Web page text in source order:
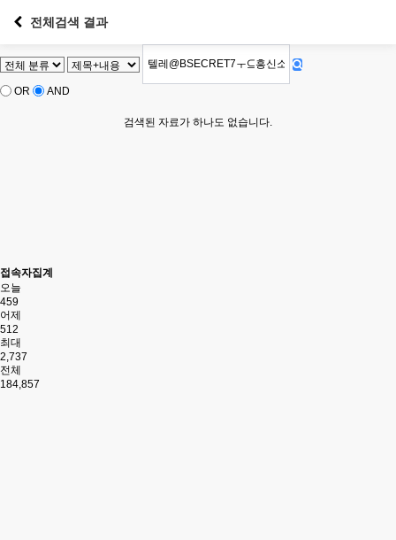
전체검색 결과
OR AND
검색된 자료가 하나도 없습니다.
접속자집계
오늘
459
어제
512
최대
2,737
전체
184,857